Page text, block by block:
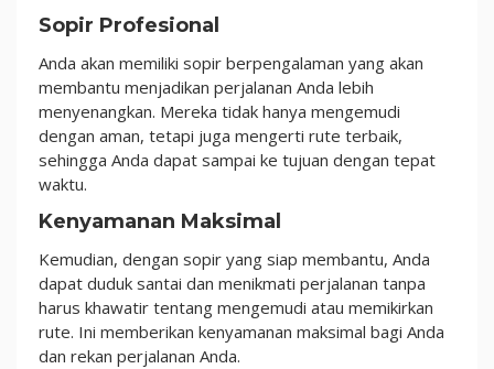
Sopir Profesional
Anda akan memiliki sopir berpengalaman yang akan
membantu menjadikan perjalanan Anda lebih
menyenangkan. Mereka tidak hanya mengemudi
dengan aman, tetapi juga mengerti rute terbaik,
sehingga Anda dapat sampai ke tujuan dengan tepat
waktu.
Kenyamanan Maksimal
Kemudian, dengan sopir yang siap membantu, Anda
dapat duduk santai dan menikmati perjalanan tanpa
harus khawatir tentang mengemudi atau memikirkan
rute. Ini memberikan kenyamanan maksimal bagi Anda
dan rekan perjalanan Anda.